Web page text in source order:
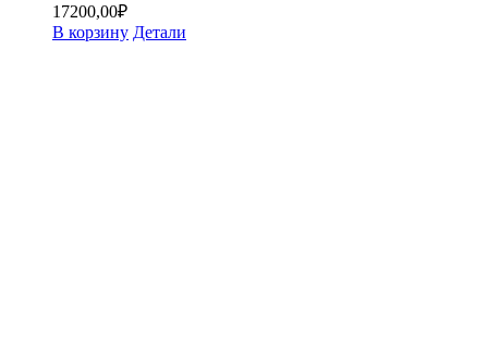
17200,00₽
В корзину Детали